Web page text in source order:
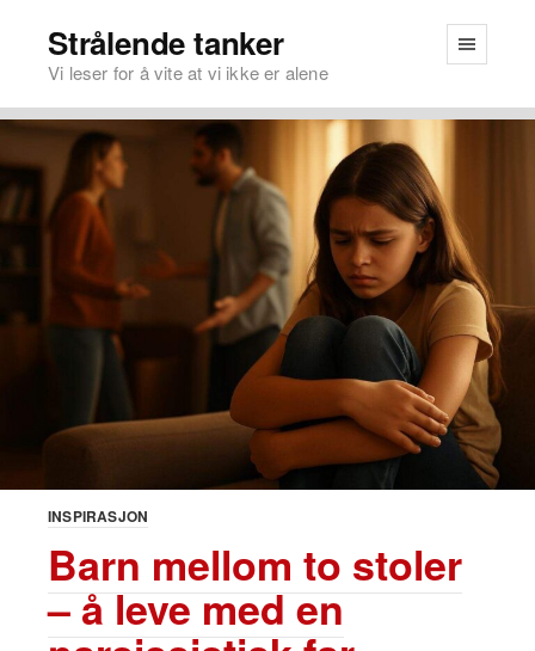
Strålende tanker
Vi leser for å vite at vi ikke er alene
INSPIRASJON
Barn mellom to stoler
– å leve med en